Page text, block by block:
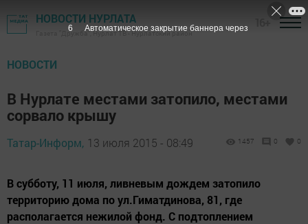
НОВОСТИ НУРЛАТА
Газета "Дружба", Нурлат ТВ - Нурлатский район
НОВОСТИ
В Нурлате местами затопило, местами
сорвало крышу
Татар-Информ, 13 июля 2015 - 08:49 1457 0 0
В субботу, 11 июля, ливневым дождем затопило
территорию дома по ул.Гиматдинова, 81, где
располагается нежилой фонд. С подтоплением
5 Автоматическое закрытие баннера через